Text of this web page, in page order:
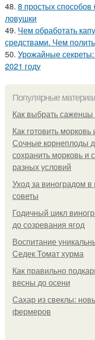
48. 8 простых
ловушки
49. Чем обработать
средствами. Чем
50. Урожайные секреты:
2021 году
Популярные
Как выбрать саженцы
Как готовить
Сочные корнеплоды
сохранить морковь и
разных условий
Уход за виноградом
советы
Годичный цикл
до созревания ягод
Воспитание
Седек Томат хурма
Как правильно
весны до осени
Сахар из свеклы:
фермеров